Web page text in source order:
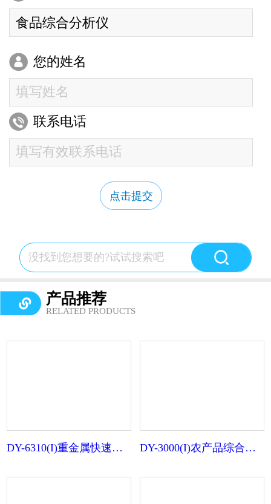
您的姓名
联系电话
点击提交
产品推荐
RELATED PRODUCTS
DY-6310(I)重金属快速检测仪 DY-3000(I)农产品综合检测仪